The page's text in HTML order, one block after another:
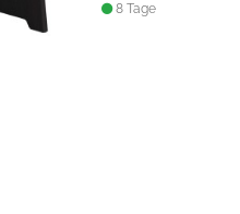
8 Tage